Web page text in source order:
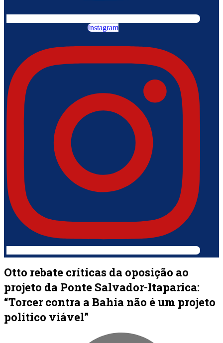
Instagram
Otto rebate críticas da oposição ao
projeto da Ponte Salvador-Itaparica:
“Torcer contra a Bahia não é um projeto
político viável”